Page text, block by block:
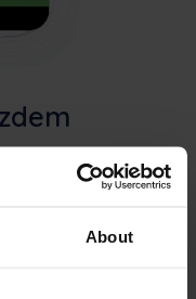
About
na miejsce.